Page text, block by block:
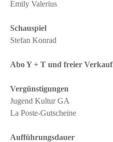
Emily Valerius
Schauspiel
Stefan Konrad
Abo Y + T und freier Verkauf
Vergünstigungen
Jugend Kultur GA
La Poste-Gutscheine
Aufführungsdauer